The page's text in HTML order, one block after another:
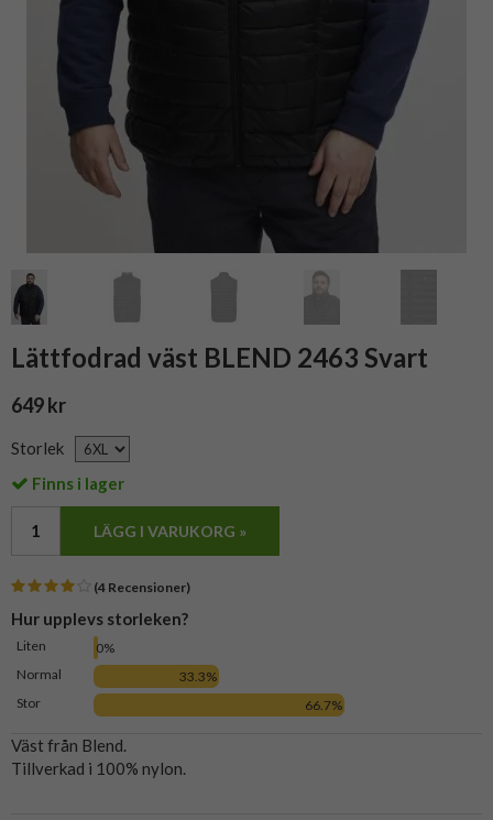
Lättfodrad väst BLEND 2463 Svart
649 kr
Storlek
Finns i lager
LÄGG I VARUKORG »
(4 Recensioner)
Hur upplevs storleken?
Liten
0%
Normal
33.3%
Stor
66.7%
Väst från Blend.
Tillverkad i 100% nylon.